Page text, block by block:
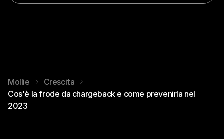
Mollie
Crescita
Cos'è la frode da chargeback e come prevenirla nel
2023